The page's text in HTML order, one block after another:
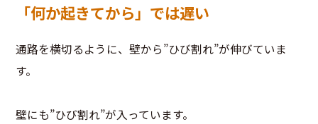
「何か起きてから」では遅い
通路を横切るように、壁から”ひび割れ”が伸びていま
す。
壁にも”ひび割れ”が入っています。